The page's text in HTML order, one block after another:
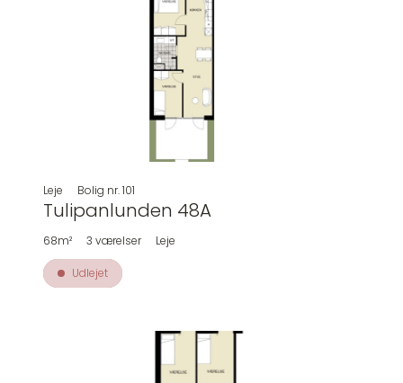
Leje Bolig nr. 101
Tulipanlunden 48A
68m² 3 værelser Leje
Udlejet